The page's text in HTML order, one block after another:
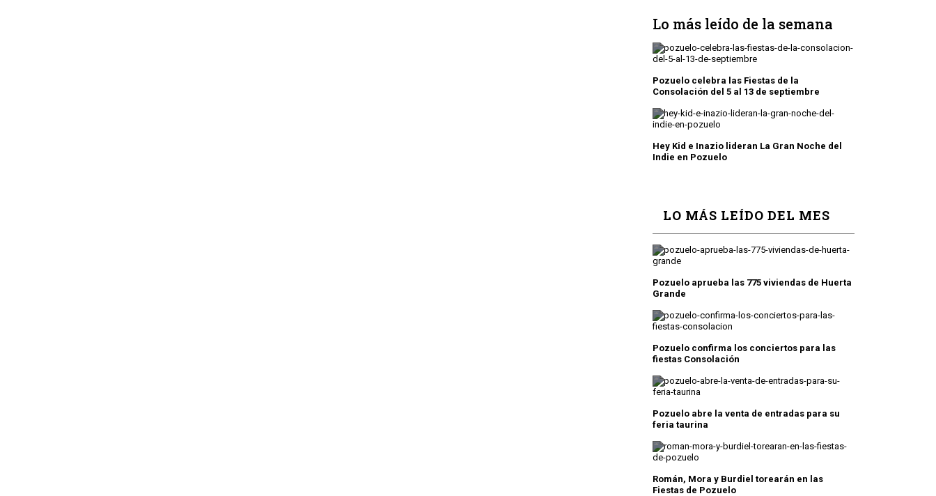
Lo más leído de la semana
Pozuelo celebra las Fiestas de la
Consolación del 5 al 13 de septiembre
Hey Kid e Inazio lideran La Gran Noche del
Indie en Pozuelo
LO MÁS LEÍDO DEL MES
Pozuelo aprueba las 775 viviendas de Huerta
Grande
Pozuelo confirma los conciertos para las
fiestas Consolación
Pozuelo abre la venta de entradas para su
feria taurina
Román, Mora y Burdiel torearán en las
Fiestas de Pozuelo